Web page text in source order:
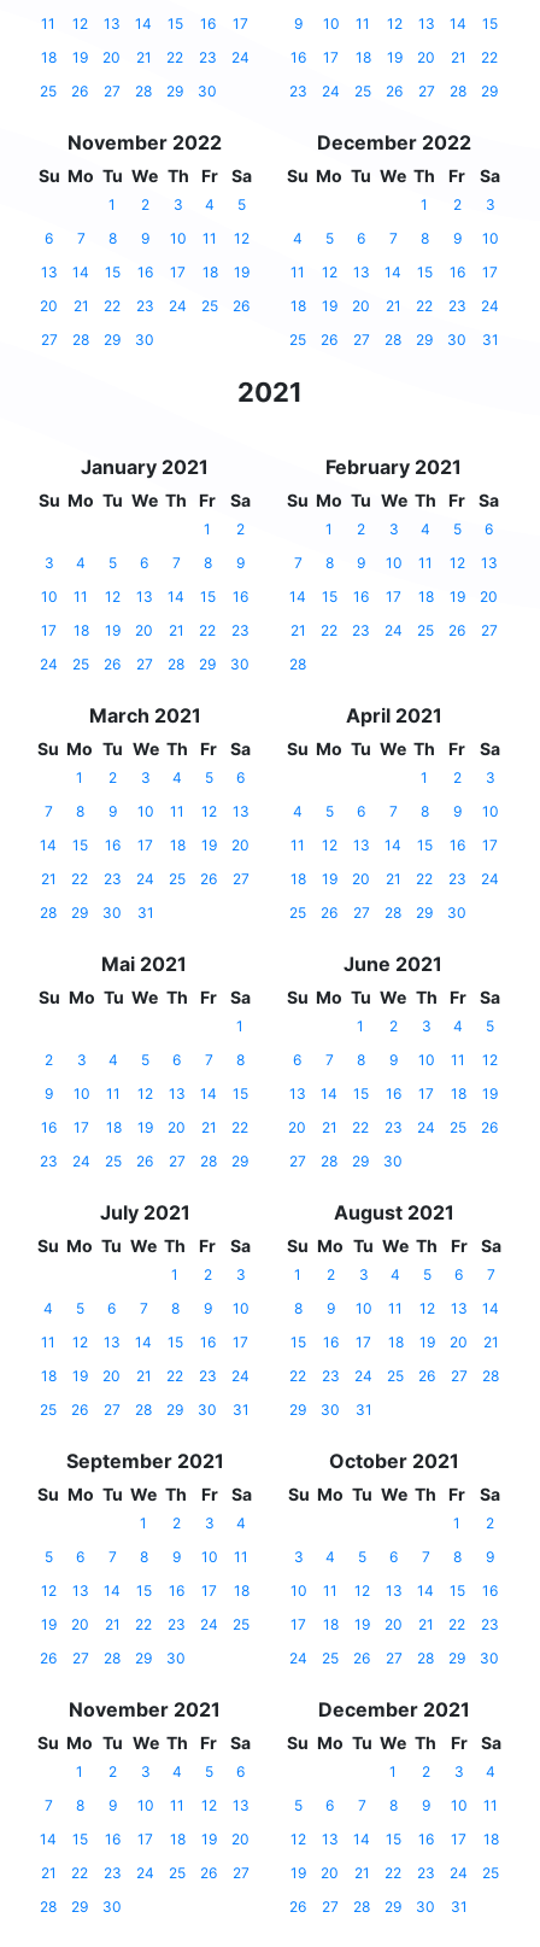
11
12 13 14 15 16
17
18
19 20 21 22 23
24
25
26 27 28 29 30
9
10 11 12 13 14
15
16
17 18 19 20 21
22
23
24 25 26 27 28 29
November 2022
Su Mo Tu We Th Fr Sa
1 2 3 4
5
6
7 8 9 10 11
12
13
14 15 16 17 18
19
20
21 22 23 24 25
26
27
28 29 30
December 2022
Su Mo Tu We Th Fr Sa
1 2
3
4
5 6 7 8 9
10
11
12 13 14 15 16
17
18
19 20 21 22 23
24
25
26 27 28 29 30 31
2021
January 2021
Su Mo Tu We Th Fr Sa
1
2
3
4 5 6 7 8
9
10
11 12 13 14 15
16
17
18 19 20 21 22
23
24
25 26 27 28 29 30
February 2021
Su Mo Tu We Th Fr Sa
1 2 3 4 5
6
7
8 9 10 11 12
13
14
15 16 17 18 19
20
21
22 23 24 25 26
27
28
March 2021
Su Mo Tu We Th Fr Sa
1 2 3 4 5
6
7
8 9 10 11 12
13
14
15 16 17 18 19
20
21
22 23 24 25 26
27
28
29 30 31
April 2021
Su Mo Tu We Th Fr Sa
1 2
3
4
5 6 7 8 9
10
11
12 13 14 15 16
17
18
19 20 21 22 23
24
25
26 27 28 29 30
Mai 2021
Su Mo Tu We Th Fr Sa
1
2
3 4 5 6 7
8
9
10 11 12 13 14
15
16
17 18 19 20 21
22
23
24 25 26 27 28 29
June 2021
Su Mo Tu We Th Fr Sa
1 2 3 4
5
6
7 8 9 10 11
12
13
14 15 16 17 18
19
20
21 22 23 24 25
26
27
28 29 30
July 2021
Su Mo Tu We Th Fr Sa
1 2
3
4
5 6 7 8 9
10
11
12 13 14 15 16
17
18
19 20 21 22 23
24
25
26 27 28 29 30 31
August 2021
Su Mo Tu We Th Fr Sa
1 2 3 4 5 6
7
8
9 10 11 12 13
14
15
16 17 18 19 20
21
22
23 24 25 26 27
28
29
30 31
September 2021
Su Mo Tu We Th Fr Sa
1 2 3
4
5
6 7 8 9 10
11
12
13 14 15 16 17
18
19
20 21 22 23 24
25
26
27 28 29 30
October 2021
Su Mo Tu We Th Fr Sa
1
2
3
4 5 6 7 8
9
10
11 12 13 14 15
16
17
18 19 20 21 22
23
24
25 26 27 28 29 30
November 2021
Su Mo Tu We Th Fr Sa
1 2 3 4 5
6
7
8 9 10 11 12
13
14
15 16 17 18 19
20
21
22 23 24 25 26
27
28
29 30
December 2021
Su Mo Tu We Th Fr Sa
1 2 3
4
5
6 7 8 9 10
11
12
13 14 15 16 17
18
19
20 21 22 23 24
25
26
27 28 29 30 31